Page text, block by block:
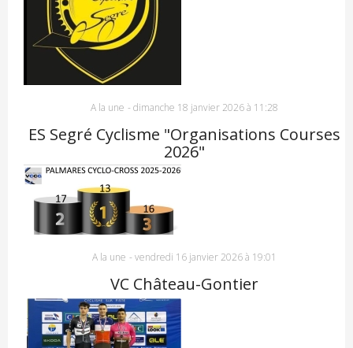
A la une - dimanche 18 janvier 2026 à 11:28
ES Segré Cyclisme "Organisations Courses
2026"
A la une - vendredi 16 janvier 2026 à 19:01
VC Château-Gontier